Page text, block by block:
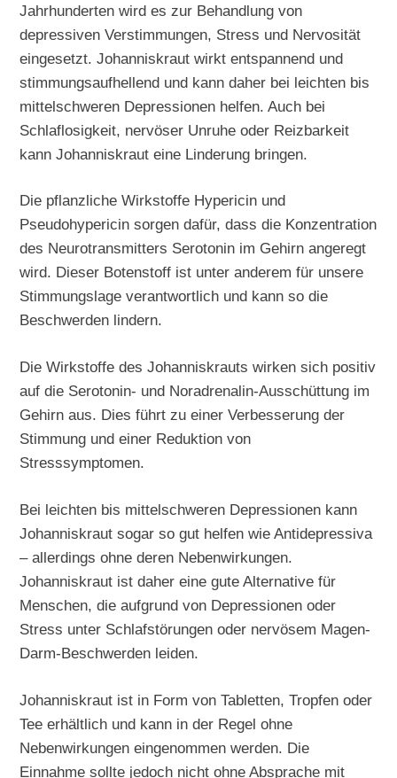
Jahrhunderten wird es zur Behandlung von
depressiven Verstimmungen, Stress und Nervosität
eingesetzt. Johanniskraut wirkt entspannend und
stimmungsaufhellend und kann daher bei leichten bis
mittelschweren Depressionen helfen. Auch bei
Schlaflosigkeit, nervöser Unruhe oder Reizbarkeit
kann Johanniskraut eine Linderung bringen.
Die pflanzliche Wirkstoffe Hypericin und
Pseudohypericin sorgen dafür, dass die Konzentration
des Neurotransmitters Serotonin im Gehirn angeregt
wird. Dieser Botenstoff ist unter anderem für unsere
Stimmungslage verantwortlich und kann so die
Beschwerden lindern.
Die Wirkstoffe des Johanniskrauts wirken sich positiv
auf die Serotonin- und Noradrenalin-Ausschüttung im
Gehirn aus. Dies führt zu einer Verbesserung der
Stimmung und einer Reduktion von
Stresssymptomen.
Bei leichten bis mittelschweren Depressionen kann
Johanniskraut sogar so gut helfen wie Antidepressiva
– allerdings ohne deren Nebenwirkungen.
Johanniskraut ist daher eine gute Alternative für
Menschen, die aufgrund von Depressionen oder
Stress unter Schlafstörungen oder nervösem Magen-
Darm-Beschwerden leiden.
Johanniskraut ist in Form von Tabletten, Tropfen oder
Tee erhältlich und kann in der Regel ohne
Nebenwirkungen eingenommen werden. Die
Einnahme sollte jedoch nicht ohne Absprache mit